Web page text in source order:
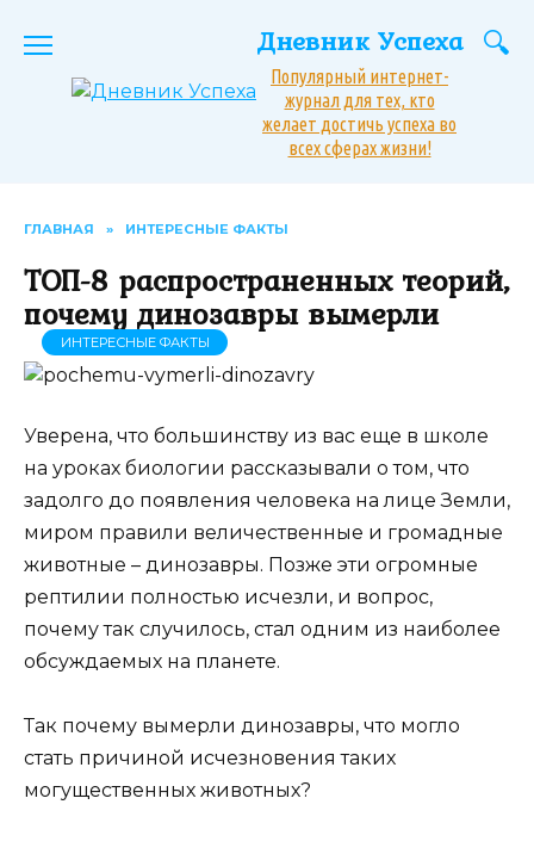
Дневник Успеха
Популярный интернет-
журнал для тех, кто
желает достичь успеха во
всех сферах жизни!
ГЛАВНАЯ » ИНТЕРЕСНЫЕ ФАКТЫ
ТОП-8 распространенных теорий,
почему динозавры вымерли
ИНТЕРЕСНЫЕ ФАКТЫ
Уверена, что большинству из вас еще в школе
на уроках биологии рассказывали о том, что
задолго до появления человека на лице Земли,
миром правили величественные и громадные
животные – динозавры. Позже эти огромные
рептилии полностью исчезли, и вопрос,
почему так случилось, стал одним из наиболее
обсуждаемых на планете.
Так почему вымерли динозавры, что могло
стать причиной исчезновения таких
могущественных животных?